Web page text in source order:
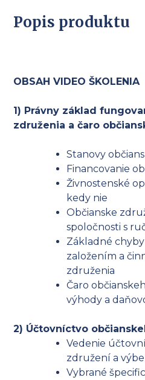
Popis produktu
OBSAH VIDEO ŠKOLENIA
1) Právny základ
združenia a čaro
Stanovy
Financovanie
Živnostenské
kedy nie
Občianske
spoločnosti s
Základné chyby
založením a
združenia
Čaro
výhody a
2) Účtovníctvo
Vedenie
združení a
Vybrané